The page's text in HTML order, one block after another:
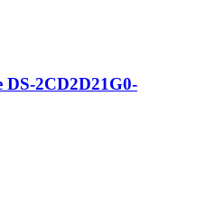
2CD2D21G0-